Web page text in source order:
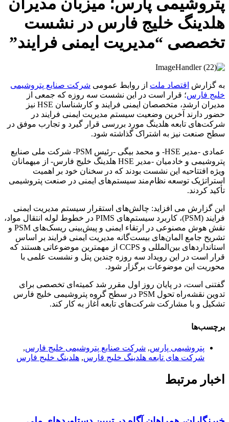
هلدینگ خلیج فارس در نشست
تخصصی “مدیریت ایمنی فرایند”
به گزارش اقتصاد ملت از روابط عمومی شرکت صنایع پتروشیمی
خلیج فارس؛ قرار است در این نشست سه روزه که جمعی از
مدیران ارشد، متخصصان ایمنی فرایند و کارشناسان HSE نیز
حضور دارند آخرین وضعیت سیستم مدیریت ایمنی فرایند در
شرکت‌های تابعه هلدینگ مورد بررسی قرار گیرد و تجارب موفق در
سطح صنعت نیز به اشتراک ‌گذاشته شود.
عمادی -مدیر HSE- و محمد بیگی -رئیس PSM- شرکت ملی صنایع
پتروشیمی و خادمیان -مدیر HSE هلدینگ خلیج فارس- از میهمانان
ویژه افتتاحیه این نشست بودند که در سخنان خود بر اهمیت
استراتژیک توسعه نظام‌مند سیستم‌های ایمنی در صنعت پتروشیمی
تأکید کردند.
این گزارش می افزاید: چالش‌های استقرار سیستم مدیریت ایمنی
فرایند (PSM)، کاربرد سیستم‌های PIMS در خطوط لوله انتقال مواد،
نقش هوش مصنوعی در ارتقاء ایمنی و پیش‌بینی ریسک‌های PSM و
تشریح جامع المان‌های بیست‌گانه مدیریت ایمنی فرایند بر اساس
استانداردهای بین‌المللی و CCPS از مهمترین موضوعاتی هستند که
قرار است در این رویداد سه روزه چندین پنل و نشست علمی با
محوریت این موضوعات برگزار شود.
گفتنی است، در پایان روز اول مقرر شد کمیته‌ای تخصصی برای
تدوین نقشه‌راه تحول PSM در سطح گروه پتروشیمی خلیج فارس
تشکیل و با مشارکت شرکت‌های تابعه آغاز به کار کند.
برچسب‌ها
پتروشیمی پارس, شرکت صنایع پتروشیمی خلیج فارس,
شرکت های تابعه هلدینگ خلیج فارس, هلدینگ خلیج فارس
اخبار مرتبط